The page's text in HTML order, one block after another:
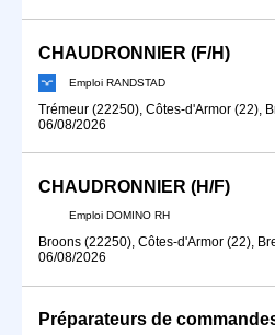
CHAUDRONNIER (F/H)
Emploi RANDSTAD
Trémeur (22250), Côtes-d'Armor (22),
06/08/2026
CHAUDRONNIER (H/F)
Emploi DOMINO RH
Broons (22250), Côtes-d'Armor (22),
06/08/2026
Préparateurs de